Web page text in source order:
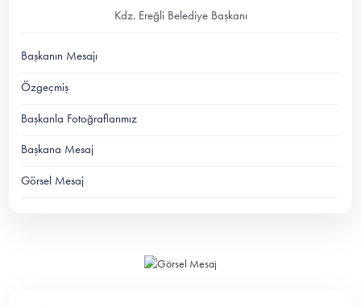
Kdz. Ereğli Belediye Başkanı
Başkanın Mesajı
Özgeçmiş
Başkanla Fotoğraflarımız
Başkana Mesaj
Görsel Mesaj